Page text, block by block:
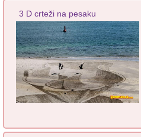
3 D crteži na pesaku